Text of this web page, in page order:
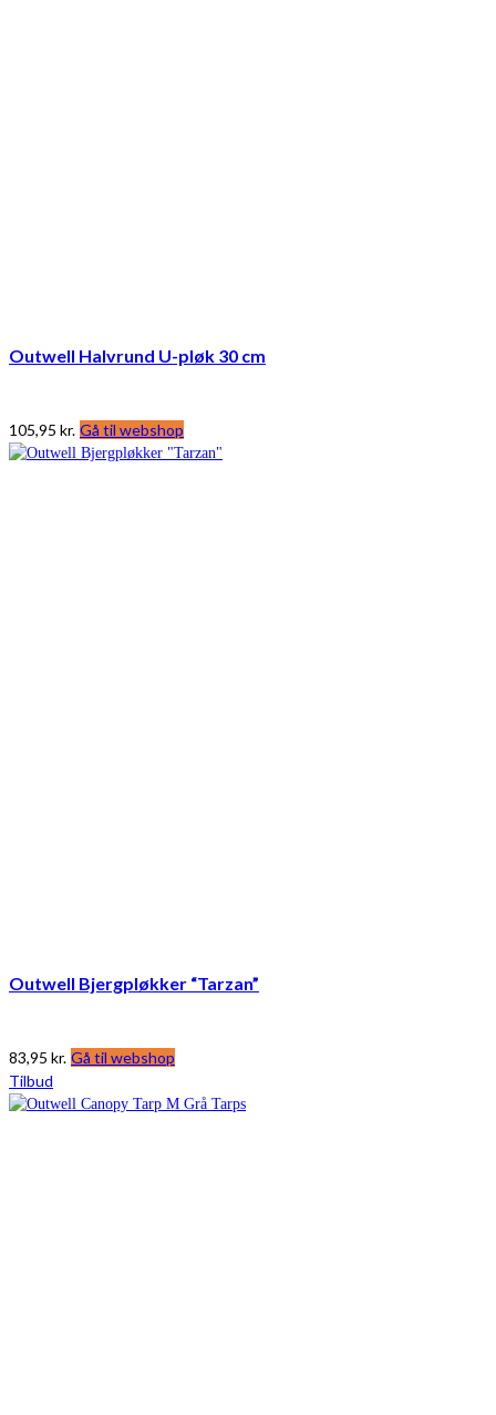
Outwell Halvrund U-pløk 30 cm
105,95 kr. Gå til webshop
Outwell Bjergpløkker “Tarzan”
83,95 kr. Gå til webshop
Tilbud